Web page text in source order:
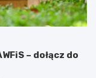
– dołącz do